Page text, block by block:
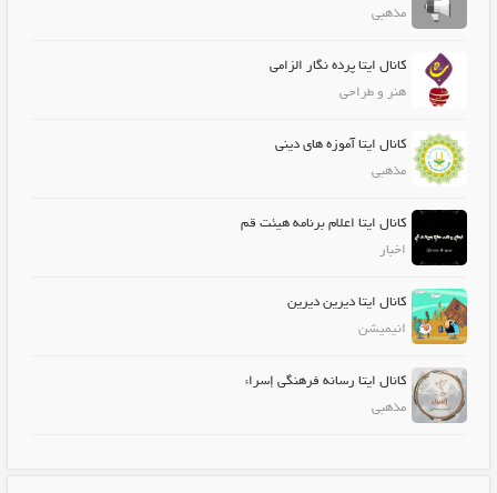
مذهبی
کانال ایتا پرده نگار الزامی
هنر و طراحی
کانال ایتا آموزه های دینی
مذهبی
کانال ایتا اعلام برنامه هیئت قم
اخبار
کانال ایتا دیرین دیرین
انیمیشن
کانال ایتا رسانه فرهنگی إسراء
مذهبی